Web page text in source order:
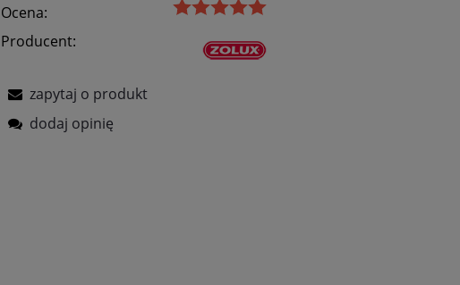
Ocena:
Producent:
zapytaj o produkt
dodaj opinię